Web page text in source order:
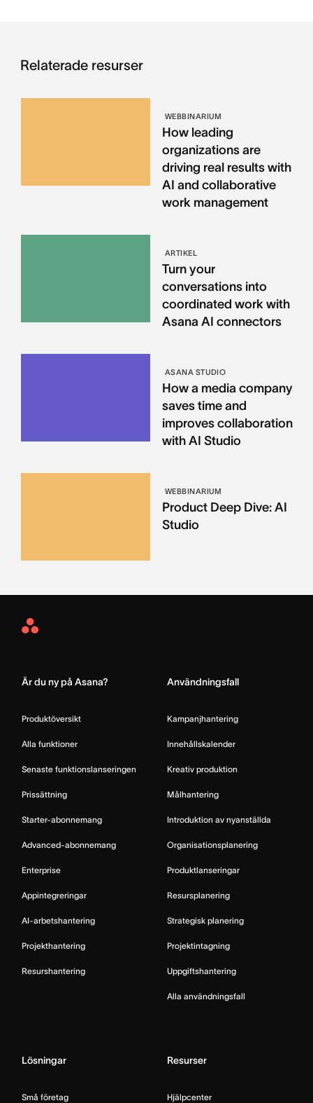
Relaterade resurser
WEBBINARIUM
How leading
organizations are
driving real results with
AI and collaborative
work management
ARTIKEL
Turn your
conversations into
coordinated work with
Asana AI connectors
ASANA STUDIO
How a media company
saves time and
improves collaboration
with AI Studio
WEBBINARIUM
Product Deep Dive: AI
Studio
Asana
Är du ny på Asana?
Produktöversikt
Alla funktioner
Senaste funktionslanseringen
Prissättning
Starter-abonnemang
Advanced-abonnemang
Enterprise
Appintegreringar
AI-arbetshantering
Projekthantering
Resurshantering
Användningsfall
Kampanjhantering
Innehållskalender
Kreativ produktion
Målhantering
Introduktion av nyanställda
Organisationsplanering
Produktlanseringar
Resursplanering
Strategisk planering
Projektintagning
Uppgiftshantering
Alla användningsfall
Lösningar
Små företag
Resurser
Hjälpcenter